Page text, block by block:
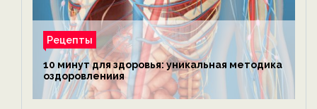
Рецепты
10 минут для здоровья: уникальная методика
оздоровлениия